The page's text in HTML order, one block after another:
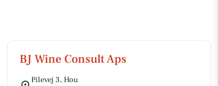
BJ Wine Consult Aps
Pilevej 3, Hou